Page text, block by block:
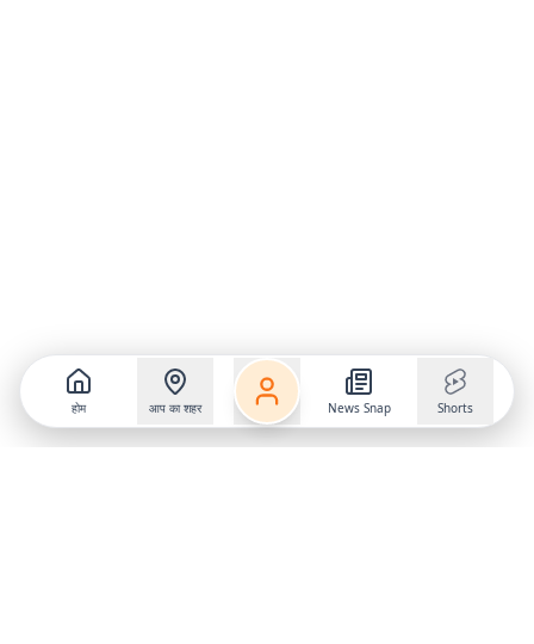
होम आप का शहर News Snap Shorts